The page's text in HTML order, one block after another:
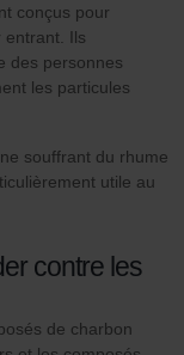
conçus pour
entrant. Ils
des personnes
les particules
souffrant du rhume
utile au
contre les
de charbon